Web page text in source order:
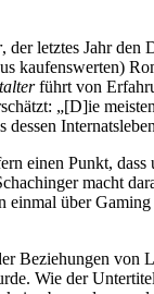
, der letztes Jahr den
kaufenswerten)
führt von
„[D]ie
einen Punkt,
macht
über
Beziehungen von
Wie der